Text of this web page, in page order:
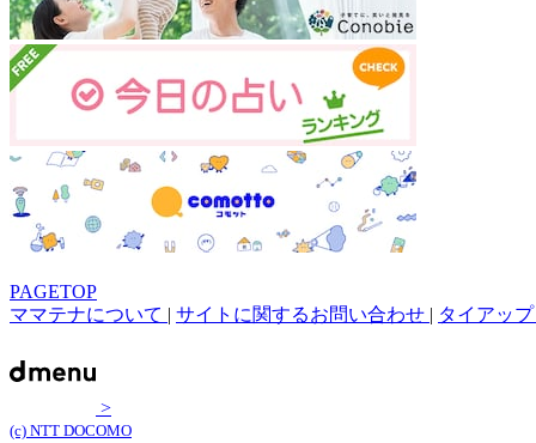
PAGETOP
ママテナについて | サイトに関するお問い合わせ | タイアッ
>
(c) NTT DOCOMO